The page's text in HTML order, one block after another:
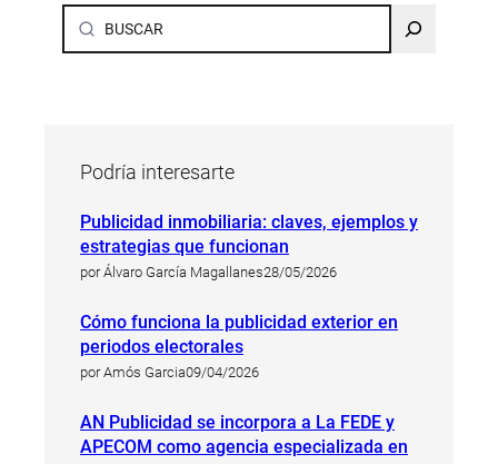
Podría interesarte
Publicidad inmobiliaria: claves, ejemplos y
estrategias que funcionan
por Álvaro García Magallanes28/05/2026
Cómo funciona la publicidad exterior en
periodos electorales
por Amós Garcia09/04/2026
AN Publicidad se incorpora a La FEDE y
APECOM como agencia especializada en